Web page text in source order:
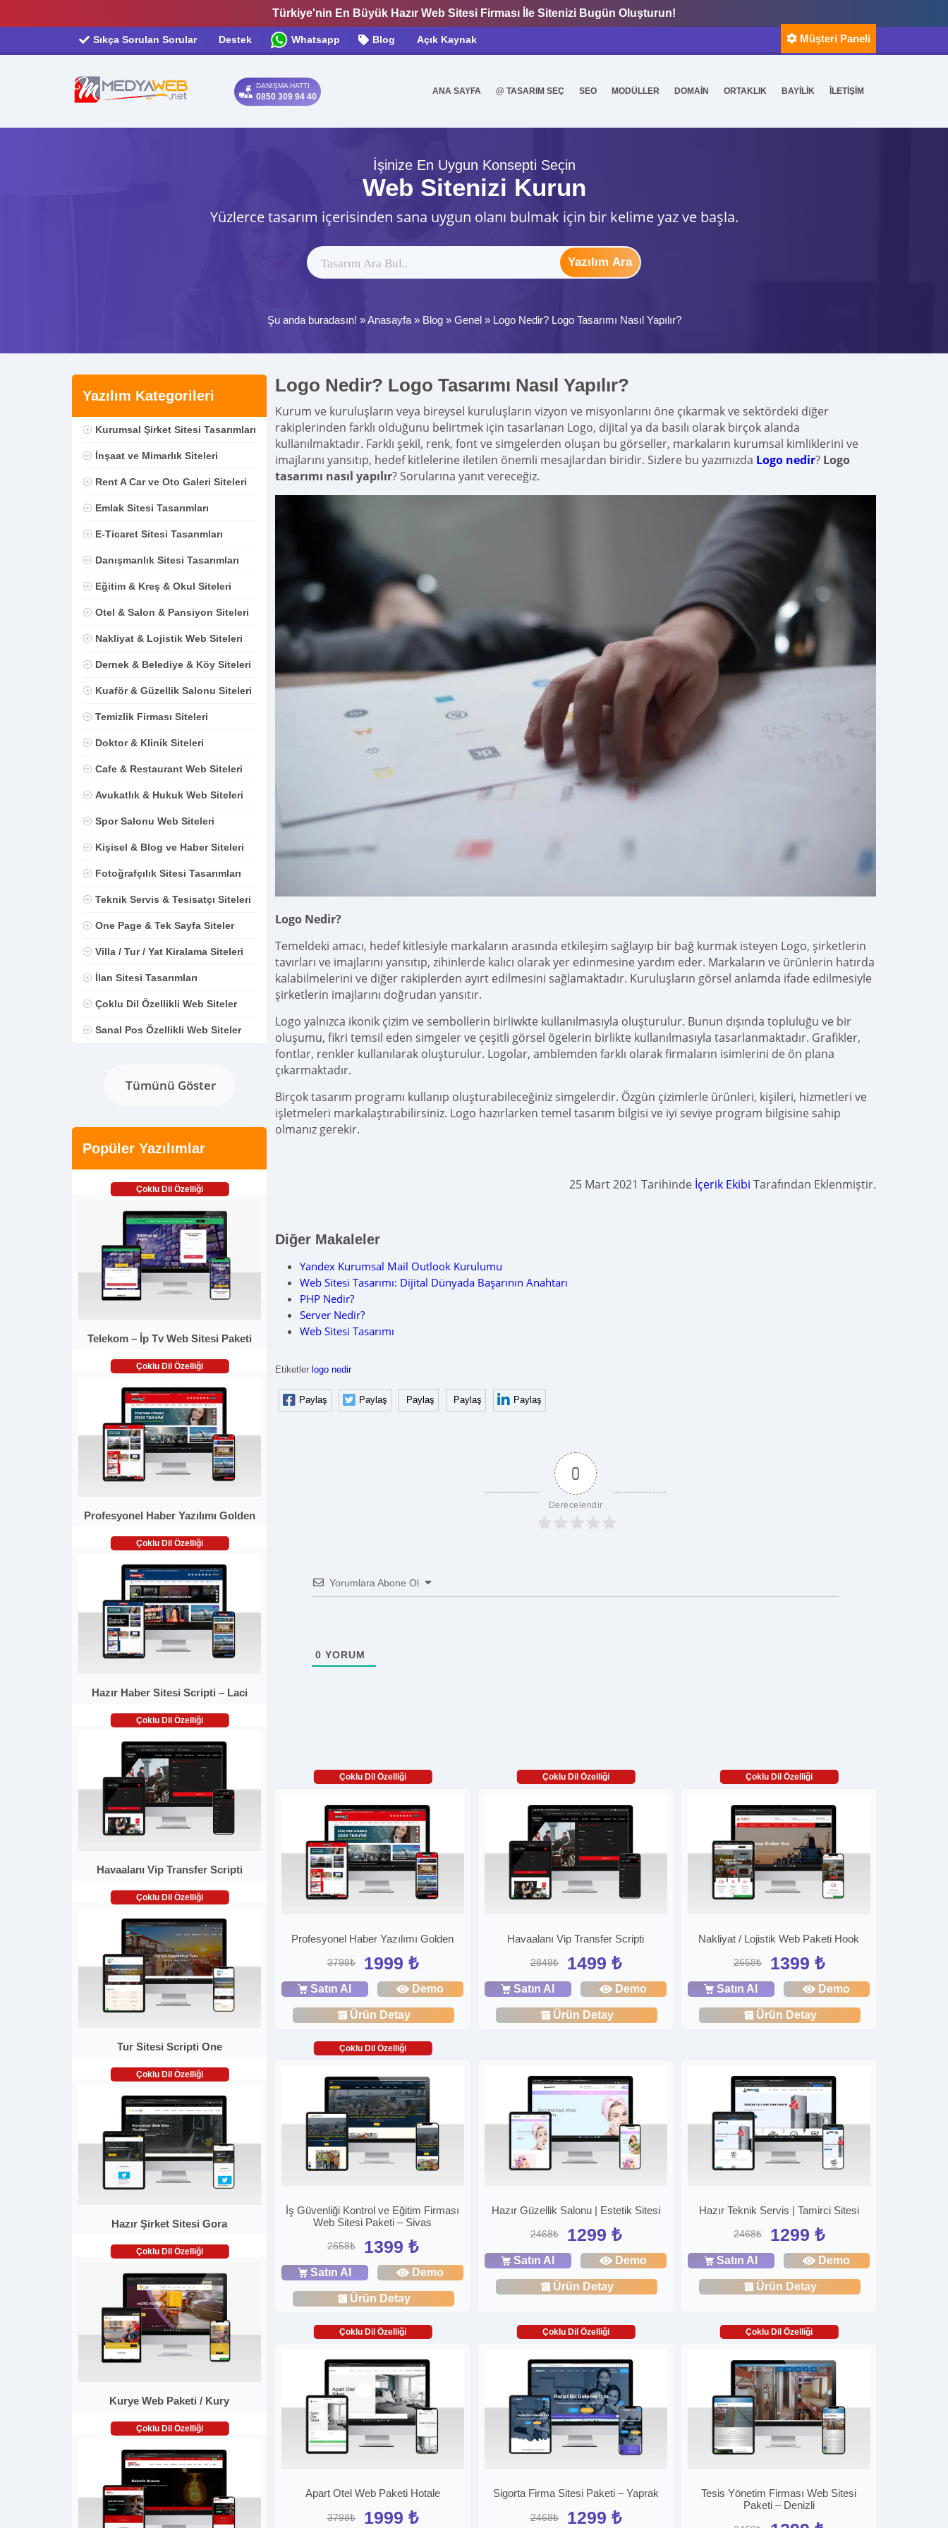
Türkiye'nin En Büyük Hazır Web Sitesi Firması İle Sitenizi Bugün Oluşturun!
Sıkça Sorulan Sorular Destek Whatsapp Blog Açık Kaynak Müşteri Paneli
DANIŞMA HATTI
0850 309 94 40
ANA SAYFA @ TASARIM SEÇ SEO MODÜLLER DOMAİN ORTAKLIK BAYİLİK İLETİŞİM
İşinize En Uygun Konsepti Seçin
Web Sitenizi Kurun
Yüzlerce tasarım içerisinden sana uygun olanı bulmak için bir kelime yaz ve başla.
Yazılım Ara
Şu anda buradasın! »Anasayfa» Blog» Genel» Logo Nedir? Logo Tasarımı Nasıl Yapılır?
Yazılım Kategorileri
Kurumsal Şirket Sitesi Tasarımları
İnşaat ve Mimarlık Siteleri
Rent A Car ve Oto Galeri Siteleri
Emlak Sitesi Tasarımları
E-Ticaret Sitesi Tasarımları
Danışmanlık Sitesi Tasarımları
Eğitim & Kreş & Okul Siteleri
Otel & Salon & Pansiyon Siteleri
Nakliyat & Lojistik Web Siteleri
Dernek & Belediye & Köy Siteleri
Kuaför & Güzellik Salonu Siteleri
Temizlik Firması Siteleri
Doktor & Klinik Siteleri
Cafe & Restaurant Web Siteleri
Avukatlık & Hukuk Web Siteleri
Spor Salonu Web Siteleri
Kişisel & Blog ve Haber Siteleri
Fotoğrafçılık Sitesi Tasarımları
Teknik Servis & Tesisatçı Siteleri
One Page & Tek Sayfa Siteler
Villa / Tur / Yat Kiralama Siteleri
İlan Sitesi Tasarımları
Çoklu Dil Özellikli Web Siteler
Sanal Pos Özellikli Web Siteler
Tümünü Göster
Popüler Yazılımlar
Çoklu Dil Özelliği
Telekom – İp Tv Web Sitesi Paketi
Çoklu Dil Özelliği
Profesyonel Haber Yazılımı Golden
Çoklu Dil Özelliği
Hazır Haber Sitesi Scripti – Laci
Çoklu Dil Özelliği
Havaalanı Vip Transfer Scripti
Çoklu Dil Özelliği
Tur Sitesi Scripti One
Çoklu Dil Özelliği
Hazır Şirket Sitesi Gora
Çoklu Dil Özelliği
Kurye Web Paketi / Kury
Çoklu Dil Özelliği
Logo Nedir? Logo Tasarımı Nasıl Yapılır?
Kurum ve kuruluşların veya bireysel kuruluşların vizyon ve misyonlarını öne çıkarmak ve sektördeki diğer
rakiplerinden farklı olduğunu belirtmek için tasarlanan Logo, dijital ya da basılı olarak birçok alanda
kullanılmaktadır. Farklı şekil, renk, font ve simgelerden oluşan bu görseller, markaların kurumsal kimliklerini ve
imajlarını yansıtıp, hedef kitlelerine iletilen önemli mesajlardan biridir. Sizlere bu yazımızda Logo nedir? Logo
tasarımı nasıl yapılır? Sorularına yanıt vereceğiz.
Logo Nedir?
Temeldeki amacı, hedef kitlesiyle markaların arasında etkileşim sağlayıp bir bağ kurmak isteyen Logo, şirketlerin
tavırları ve imajlarını yansıtıp, zihinlerde kalıcı olarak yer edinmesine yardım eder. Markaların ve ürünlerin hatırda
kalabilmelerini ve diğer rakiplerden ayırt edilmesini sağlamaktadır. Kuruluşların görsel anlamda ifade edilmesiyle
şirketlerin imajlarını doğrudan yansıtır.
Logo yalnızca ikonik çizim ve sembollerin birliwkte kullanılmasıyla oluşturulur. Bunun dışında topluluğu ve bir
oluşumu, fikri temsil eden simgeler ve çeşitli görsel ögelerin birlikte kullanılmasıyla tasarlanmaktadır. Grafikler,
fontlar, renkler kullanılarak oluşturulur. Logolar, amblemden farklı olarak firmaların isimlerini de ön plana
çıkarmaktadır.
Birçok tasarım programı kullanıp oluşturabileceğiniz simgelerdir. Özgün çizimlerle ürünleri, kişileri, hizmetleri ve
işletmeleri markalaştırabilirsiniz. Logo hazırlarken temel tasarım bilgisi ve iyi seviye program bilgisine sahip
olmanız gerekir.
25 Mart 2021 Tarihinde İçerik Ekibi Tarafından Eklenmiştir.
Diğer Makaleler
Yandex Kurumsal Mail Outlook Kurulumu
Web Sitesi Tasarımı: Dijital Dünyada Başarının Anahtarı
PHP Nedir?
Server Nedir?
Web Sitesi Tasarımı
Etiketler logo nedir
Paylaş Paylaş Paylaş Paylaş Paylaş
0
Derecelendir
Yorumlara Abone Ol
0 YORUM
Çoklu Dil Özelliği
Profesyonel Haber Yazılımı Golden
3798₺ 1999 ₺
Satın Al Demo
Ürün Detay
Çoklu Dil Özelliği
Havaalanı Vip Transfer Scripti
2848₺ 1499 ₺
Satın Al Demo
Ürün Detay
Çoklu Dil Özelliği
Nakliyat / Lojistik Web Paketi Hook
2658₺ 1399 ₺
Satın Al Demo
Ürün Detay
Çoklu Dil Özelliği
İş Güvenliği Kontrol ve Eğitim Firması
Web Sitesi Paketi – Sivas
2658₺ 1399 ₺
Satın Al Demo
Ürün Detay
Hazır Güzellik Salonu | Estetik Sitesi
2468₺ 1299 ₺
Satın Al Demo
Ürün Detay
Hazır Teknik Servis | Tamirci Sitesi
2468₺ 1299 ₺
Satın Al Demo
Ürün Detay
Çoklu Dil Özelliği
Apart Otel Web Paketi Hotale
3798₺ 1999 ₺
Çoklu Dil Özelliği
Sigorta Firma Sitesi Paketi – Yaprak
2468₺ 1299 ₺
Çoklu Dil Özelliği
Tesis Yönetim Firması Web Sitesi
Paketi – Denizli